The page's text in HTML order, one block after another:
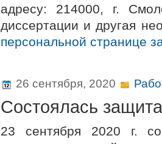
адресу: 214000, г.
диссертации и другая
персональной странице
26 сентября, 2020
Состоялась защита
23 сентября 2020 г.